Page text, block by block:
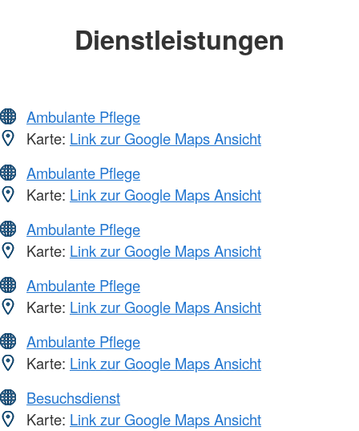
Dienstleistungen
Ambulante Pflege
Karte: Link zur Google Maps Ansicht
Ambulante Pflege
Karte: Link zur Google Maps Ansicht
Ambulante Pflege
Karte: Link zur Google Maps Ansicht
Ambulante Pflege
Karte: Link zur Google Maps Ansicht
Ambulante Pflege
Karte: Link zur Google Maps Ansicht
Besuchsdienst
Karte: Link zur Google Maps Ansicht